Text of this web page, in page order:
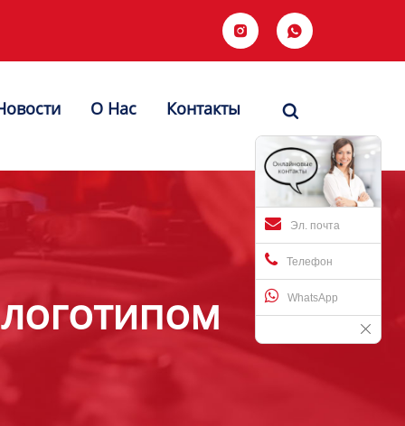
 
О Hас Контакты 
Эл. почта
Телефон
WhatsApp